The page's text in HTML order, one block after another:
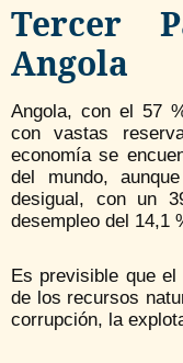
Tercer
Angola
Angola, con el 57
con vastas
economía se
del mundo,
desigual, con un
desempleo del 14,1
Es previsible que el
de los recursos
corrupción, la